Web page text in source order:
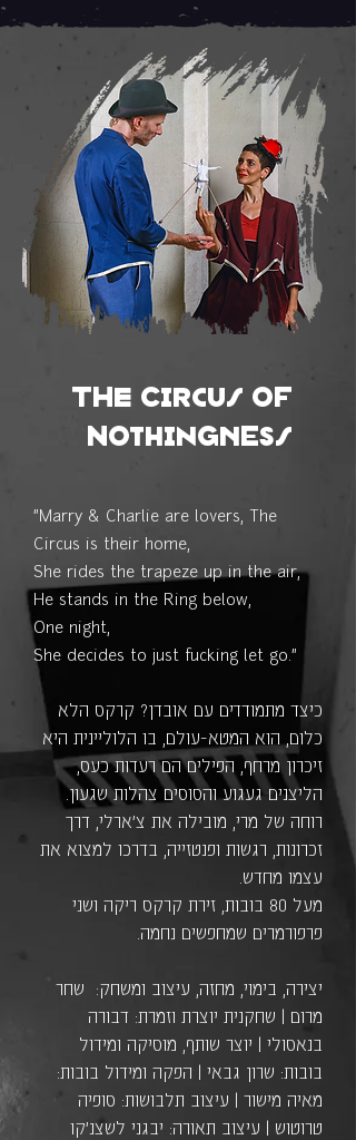
The Circus of
Nothingness
"Marry & Charlie are lovers, The
Circus is their home,
She rides the trapeze up in the air,
He stands in the Ring below,
One night,
She decides to just fucking let go…"
כיצד מתמודדים עם אובדן? קרקס הלא
כלום, הוא המטא-עולם, בו הלוליינית היא
זיכרון מרחף, הפילים הם רעדות כעס,
הליצנים געגוע והסוסים צהלות שגעון.
רוחה של מרי, מובילה את צ'ארלי, דרך
זכרונות, רגשות ופנטזייה, בדרכו למצוא את
עצמו מחדש.
מעל 80 בובות, זירת קרקס ריקה ושני
פרפורמרים שמחפשים נחמה.
יצירה, בימוי, מחזה, עיצוב ומשחק: שחר
מרום | שחקנית יוצרת וזמרת: דבורה
בנאסולי | יוצר שותף, מוסיקה ומידול
בובות: שרון גבאי | הפקה ומידול בובות:
מאיה מישור | עיצוב תלבושות: סופיה
טרוטוש | עיצוב תאורה: יבגני לשצנ׳קו